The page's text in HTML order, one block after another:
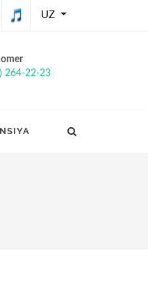
Respublikasi
UZ
264-22-23